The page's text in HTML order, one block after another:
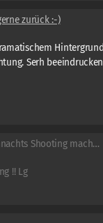
zurück :-)
Serh
[gone] Petra756 -- Möchte Weihnachts Shooting machen --
!! Lg